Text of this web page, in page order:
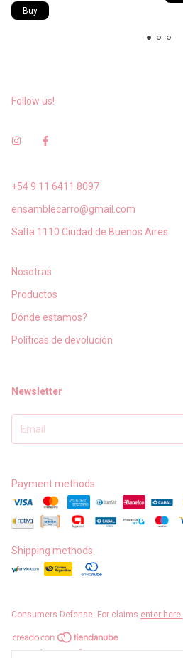
Buy
Follow us!
+54 9 11 6411 8097
ensamblecarro@gmail.com
Salta 1110 Ciudad de Buenos Aires
Nosotras
Productos
Dónde estamos?
Políticas de devolución
Newsletter
Payment methods
Shipping methods
Consumers Defense. For claims enter here.